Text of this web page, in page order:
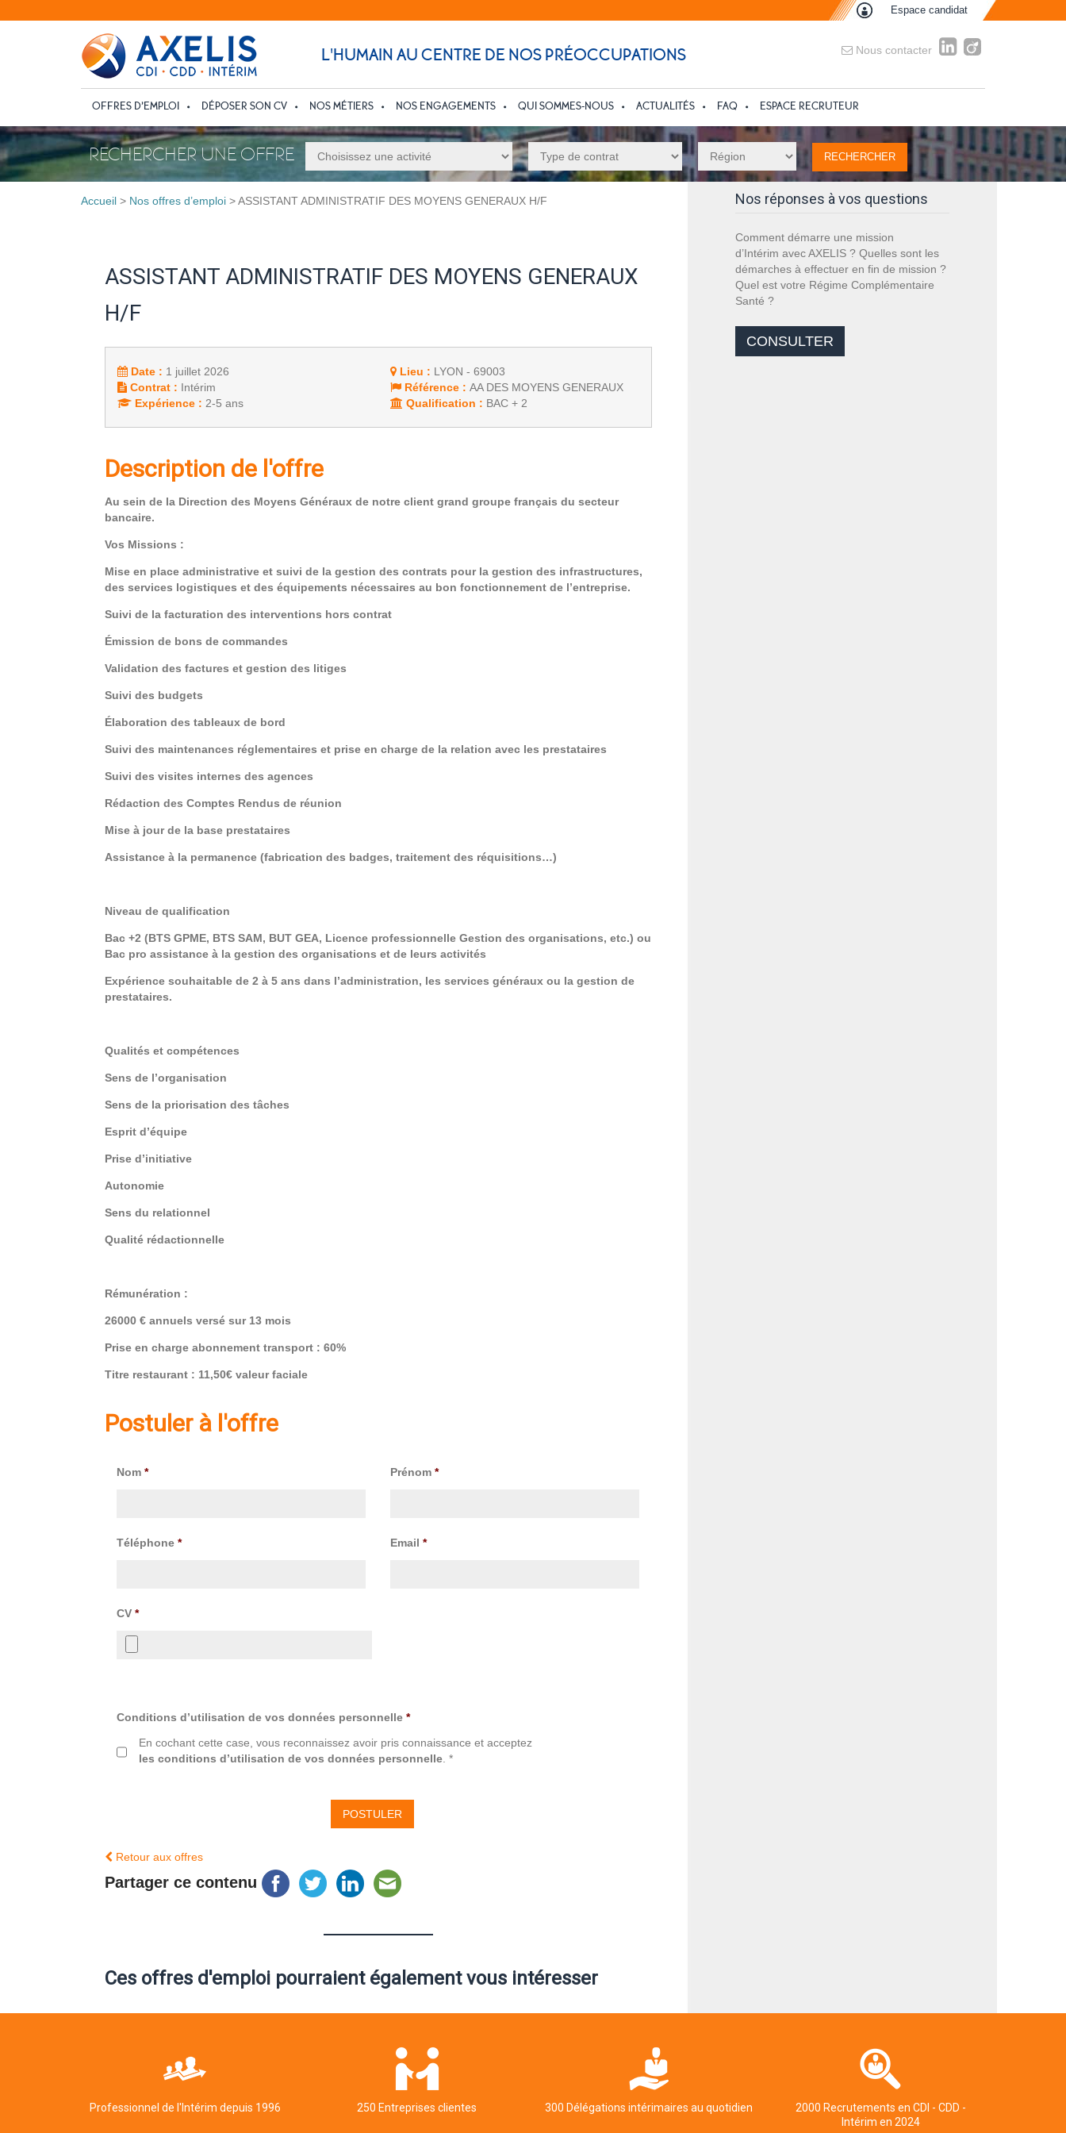
Espace candidat
L'HUMAIN AU CENTRE DE NOS PRÉOCCUPATIONS Nous contacter
OFFRES D’EMPLOI DÉPOSER SON CV NOS MÉTIERS NOS ENGAGEMENTS QUI SOMMES-NOUS ACTUALITÉS FAQ ESPACE RECRUTEUR
RECHERCHER UNE OFFRE
Accueil > Nos offres d’emploi >ASSISTANT ADMINISTRATIF DES MOYENS GENERAUX H/F
ASSISTANT ADMINISTRATIF DES MOYENS GENERAUX
H/F
Date : 1 juillet 2026
Contrat : Intérim
Expérience : 2-5 ans
Lieu : LYON - 69003
Référence : AA DES MOYENS GENERAUX
Qualification : BAC + 2
Description de l'offre
Au sein de la Direction des Moyens Généraux de notre client grand groupe français du secteur
bancaire.
Vos Missions :
Mise en place administrative et suivi de la gestion des contrats pour la gestion des infrastructures,
des services logistiques et des équipements nécessaires au bon fonctionnement de l’entreprise.
Suivi de la facturation des interventions hors contrat
Émission de bons de commandes
Validation des factures et gestion des litiges
Suivi des budgets
Élaboration des tableaux de bord
Suivi des maintenances réglementaires et prise en charge de la relation avec les prestataires
Suivi des visites internes des agences
Rédaction des Comptes Rendus de réunion
Mise à jour de la base prestataires
Assistance à la permanence (fabrication des badges, traitement des réquisitions…)
Niveau de qualification
Bac +2 (BTS GPME, BTS SAM, BUT GEA, Licence professionnelle Gestion des organisations, etc.) ou
Bac pro assistance à la gestion des organisations et de leurs activités
Expérience souhaitable de 2 à 5 ans dans l’administration, les services généraux ou la gestion de
prestataires.
Qualités et compétences
Sens de l’organisation
Sens de la priorisation des tâches
Esprit d’équipe
Prise d’initiative
Autonomie
Sens du relationnel
Qualité rédactionnelle
Rémunération :
26000 € annuels versé sur 13 mois
Prise en charge abonnement transport : 60%
Titre restaurant : 11,50€ valeur faciale
Postuler à l'offre
Nom * Prénom *
Téléphone * Email *
CV *
Conditions d’utilisation de vos données personnelle *
En cochant cette case, vous reconnaissez avoir pris connaissance et acceptez
les conditions d’utilisation de vos données personnelle . *
Retour aux offres
Partager ce contenu
Ces offres d'emploi pourraient également vous intéresser
Nos réponses à vos questions
Comment démarre une mission
d’Intérim avec AXELIS ? Quelles sont les
démarches à effectuer en fin de mission ?
Quel est votre Régime Complémentaire
Santé ?
CONSULTER
Professionnel de l'Intérim depuis 1996 250 Entreprises clientes 300 Délégations intérimaires au quotidien
2000 Recrutements en CDI - CDD -
Intérim en 2024